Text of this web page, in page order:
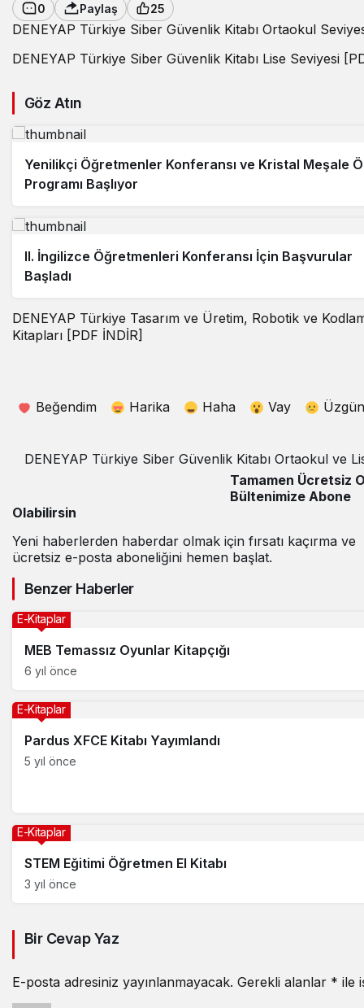
0
Paylaş 25
DENEYAP Türkiye Siber Güvenlik Kitabı Ortaokul
DENEYAP Türkiye Siber Güvenlik Kitabı Lise Seviyesi
Göz Atın
Yenilikçi Öğretmenler Konferansı ve Kristal Meşale
Programı Başlıyor
II. İngilizce Öğretmenleri Konferansı İçin Başvurular
Başladı
DENEYAP Türkiye Tasarım ve Üretim, Robotik ve
Kitapları [PDF İNDİR]
Beğendim Harika Haha Vay Üzgün
DENEYAP Türkiye Siber Güvenlik Kitabı Ortaokul ve
Tamamen Ücretsiz
Bültenimize Abone
Olabilirsin
Yeni haberlerden haberdar olmak için fırsatı kaçırma ve
ücretsiz e-posta aboneliğini hemen başlat.
Benzer Haberler
MEB Temassız Oyunlar Kitapçığı
E-Kitaplar
6 yıl önce
Pardus XFCE Kitabı Yayımlandı
E-Kitaplar
5 yıl önce
STEM Eğitimi Öğretmen El Kitabı
E-Kitaplar
3 yıl önce
Bir Cevap Yaz
E-posta adresiniz yayınlanmayacak. Gerekli alanlar * ile